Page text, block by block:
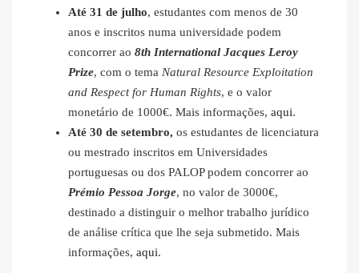
Até 31 de julho, estudantes com menos de 30
anos e inscritos numa universidade podem
concorrer ao 8th International Jacques Leroy
Prize, com o tema Natural Resource Exploitation
and Respect for Human Rights, e o valor
monetário de 1000€. Mais informações, aqui.
Até 30 de setembro, os estudantes de licenciatura
ou mestrado inscritos em Universidades
portuguesas ou dos PALOP podem concorrer ao
Prémio Pessoa Jorge, no valor de 3000€,
destinado a distinguir o melhor trabalho jurídico
de análise crítica que lhe seja submetido. Mais
informações, aqui.